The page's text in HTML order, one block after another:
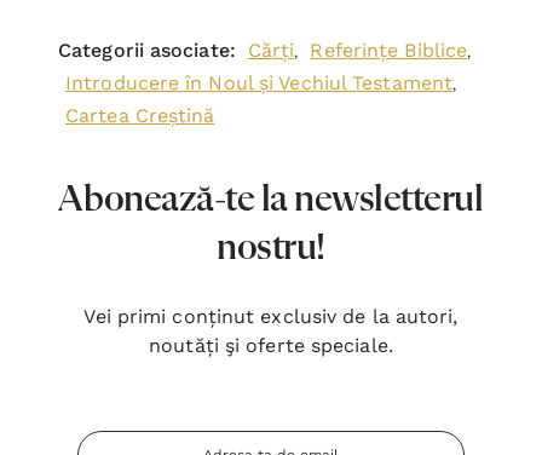
Categorii asociate: Cărți, Referințe Biblice,
Introducere în Noul și Vechiul Testament,
Cartea Creștină
Abonează-te la newsletterul
nostru!
Vei primi conținut exclusiv de la autori,
noutăți şi oferte speciale.
Adresa